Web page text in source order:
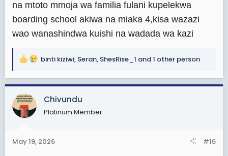
Mwisho wa siku mtoto anaweza kusamehe umaskin
akaona sawa zamani hukuwa na hela za kumnunulia
hukuwepo akiwa under 10 years..na kama akitokea
amekutafuta ukubwani basi kasikia wewe uko taasisi
mwigulu..
na mtoto mmoja wa familia fulani kupelekwa
boarding school akiwa na miaka 4,kisa wazazi
wao wanashindwa kuishi na wadada wa kazi
R
a
c
t
i
s
binti kiziwi, Seran, ShesRise_1 and 1 other person
Chivundu
Platinum Member
May 19, 2026 #16